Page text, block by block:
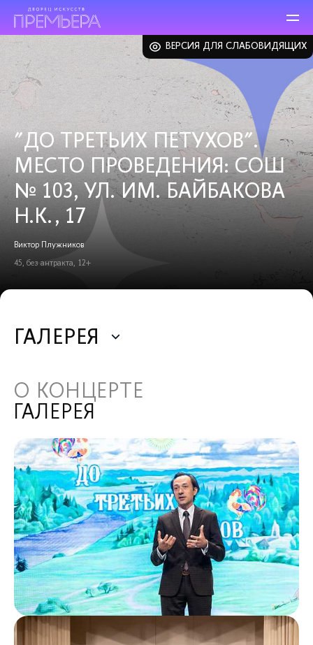
ВЕРСИЯ ДЛЯ СЛАБОВИДЯЩИХ
"ДО ТРЕТЬИХ ПЕТУХОВ".
МЕСТО ПРОВЕДЕНИЯ: СОШ
№ 103, УЛ. ИМ. БАЙБАКОВА
Н.К., 17
Виктор Плужников
45, без антракта, 12+
ГАЛЕРЕЯ
О КОНЦЕРТЕ
ГАЛЕРЕЯ